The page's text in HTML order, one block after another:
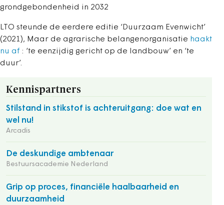
grondgebondenheid in 2032
LTO steunde de eerdere editie ‘Duurzaam Evenwicht’
(2021), Maar de agrarische belangenorganisatie haakt
nu af : ‘te eenzijdig gericht op de landbouw’ en ‘te
duur’.
Kennispartners
Stilstand in stikstof is achteruitgang: doe wat en
wel nu!
Arcadis
De deskundige ambtenaar
Bestuursacademie Nederland
Grip op proces, financiële haalbaarheid en
duurzaamheid